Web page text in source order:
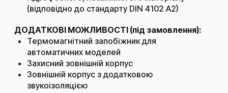
(відповідно до стандарту DIN 4102 А2)
ДОДАТКОВІ МОЖЛИВОСТІ (під замовлення):
Термомагнітний запобіжник для
автоматичних моделей
Захисний зовнішній корпус
Зовнішній корпус з додатковою
звукоізоляцією